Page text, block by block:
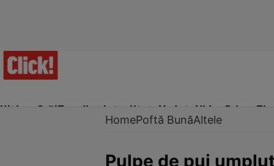
Ultima Oră!Trending Actualitate Vedete Video Prime Time
HomePoftă BunăAltele
Pulpe de pui